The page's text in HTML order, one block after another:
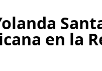
en la